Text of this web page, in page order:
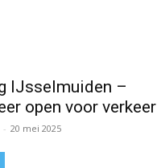
IJsselmuiden –
open voor verkeer
- 20 mei 2025